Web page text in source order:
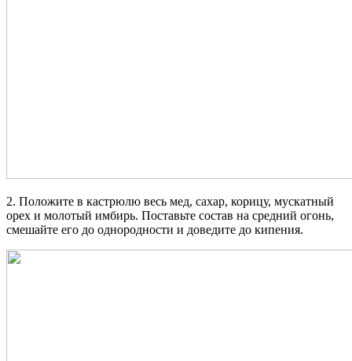
2. Положите в кастрюлю весь мед, сахар, корицу, мускатный
орех и молотый имбирь. Поставьте состав на средний огонь,
смешайте его до однородности и доведите до кипения.